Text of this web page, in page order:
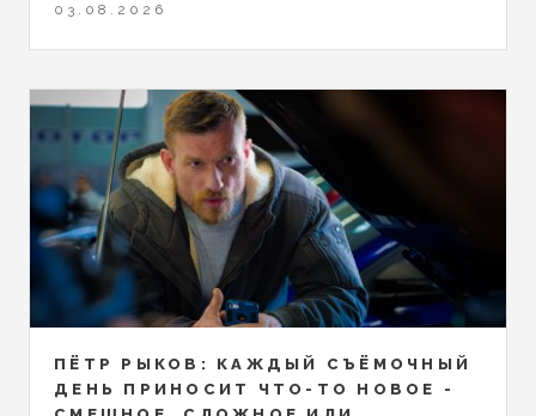
03.08.2026
ПЁТР РЫКОВ: КАЖДЫЙ СЪЁМОЧНЫЙ
ДЕНЬ ПРИНОСИТ ЧТО-ТО НОВОЕ -